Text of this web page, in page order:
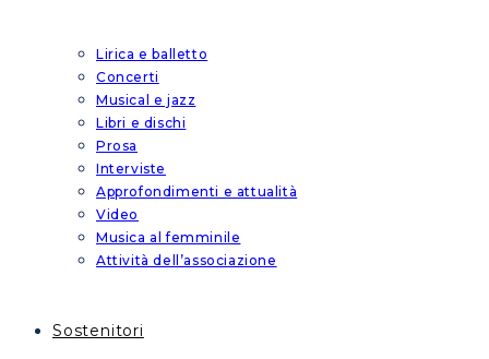
Lirica e balletto
Concerti
Musical e jazz
Libri e dischi
Prosa
Interviste
Approfondimenti e attualità
Video
Musica al femminile
Attività dell’associazione
Sostenitori